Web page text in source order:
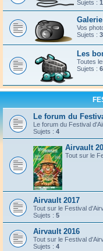
Sujets :
Vos
Sujets :
Les
Toutes
Sujets :
Le forum du
Le forum du Festival
Sujets : 4
Airvault
Tout sur le
Airvault 2017
Tout sur le Festival
Sujets : 5
Airvault 2016
Tout sur le Festival
Sujets : 4